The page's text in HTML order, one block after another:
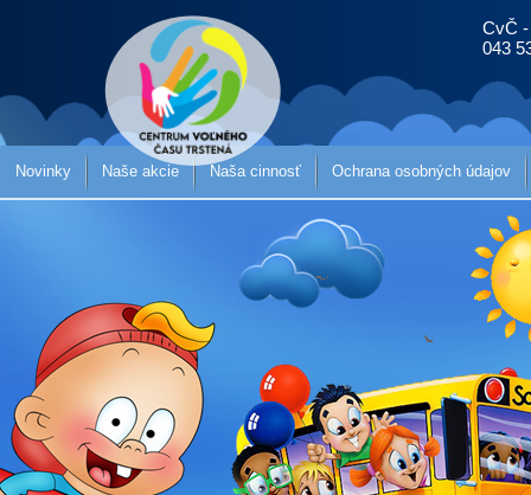
CvČ
043
Novinky Naše akcie Naša cinnosť Ochrana osobných údajov